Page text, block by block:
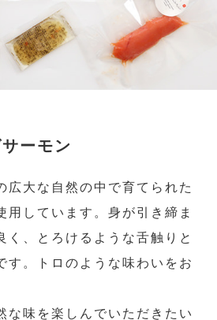
ーモン
広大な自然の中で育てられた
用しています。身が引き締ま
く、とろけるような舌触りと
す。トロのような味わいをお
な味を楽しんでいただきたい